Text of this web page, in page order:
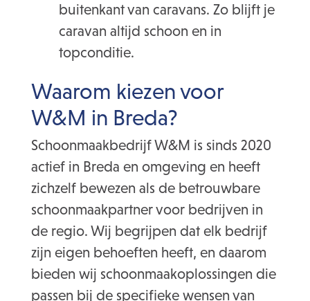
buitenkant van caravans. Zo blijft je
caravan altijd schoon en in
topconditie.
Waarom kiezen voor
W&M in Breda?
Schoonmaakbedrijf W&M is sinds 2020
actief in Breda en omgeving en heeft
zichzelf bewezen als de betrouwbare
schoonmaakpartner voor bedrijven in
de regio. Wij begrijpen dat elk bedrijf
zijn eigen behoeften heeft, en daarom
bieden wij schoonmaakoplossingen die
passen bij de specifieke wensen van